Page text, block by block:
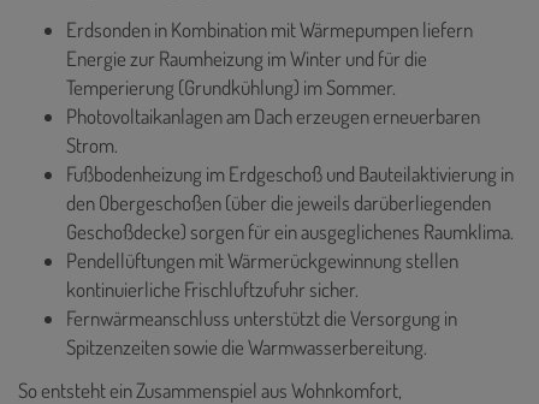
Erdsonden in Kombination mit Wärmepumpen liefern
Energie zur Raumheizung im Winter und für die
Temperierung (Grundkühlung) im Sommer.
Photovoltaikanlagen am Dach erzeugen erneuerbaren
Strom.
Fußbodenheizung im Erdgeschoß und Bauteilaktivierung in
den Obergeschoßen (über die jeweils darüberliegenden
Geschoßdecke) sorgen für ein ausgeglichenes Raumklima.
Pendellüftungen mit Wärmerückgewinnung stellen
kontinuierliche Frischluftzufuhr sicher.
Fernwärmeanschluss unterstützt die Versorgung in
Spitzenzeiten sowie die Warmwasserbereitung.
So entsteht ein Zusammenspiel aus Wohnkomfort,